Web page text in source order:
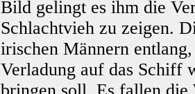
Bild gelingt es ihm die
Schlachtvieh zu zeigen.
irischen Männern
Verladung auf das Schiff